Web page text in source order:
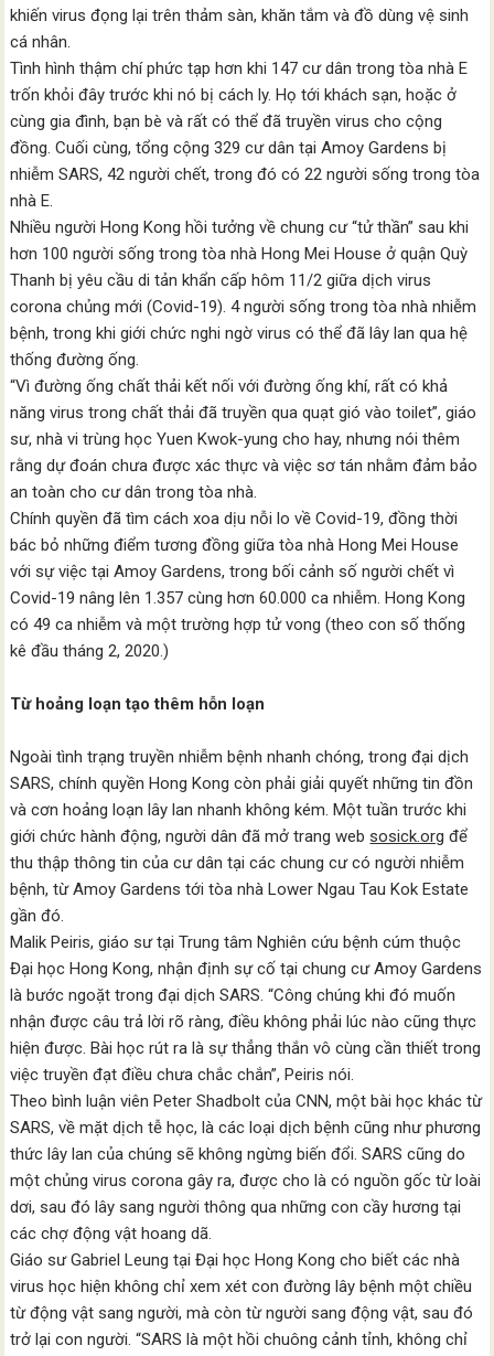
khiến virus đọng lại trên thảm sàn, khăn tắm và đồ dùng vệ sinh
cá nhân.
Tình hình thậm chí phức tạp hơn khi 147 cư dân trong tòa nhà E
trốn khỏi đây trước khi nó bị cách ly. Họ tới khách sạn, hoặc ở
cùng gia đình, bạn bè và rất có thể đã truyền virus cho cộng
đồng. Cuối cùng, tổng cộng 329 cư dân tại Amoy Gardens bị
nhiễm SARS, 42 người chết, trong đó có 22 người sống trong tòa
nhà E.
Nhiều người Hong Kong hồi tưởng về chung cư “tử thần” sau khi
hơn 100 người sống trong tòa nhà Hong Mei House ở quận Quỳ
Thanh bị yêu cầu di tản khẩn cấp hôm 11/2 giữa dịch virus
corona chủng mới (Covid-19). 4 người sống trong tòa nhà nhiễm
bệnh, trong khi giới chức nghi ngờ virus có thể đã lây lan qua hệ
thống đường ống.
“Vì đường ống chất thải kết nối với đường ống khí, rất có khả
năng virus trong chất thải đã truyền qua quạt gió vào toilet”, giáo
sư, nhà vi trùng học Yuen Kwok-yung cho hay, nhưng nói thêm
rằng dự đoán chưa được xác thực và việc sơ tán nhằm đảm bảo
an toàn cho cư dân trong tòa nhà.
Chính quyền đã tìm cách xoa dịu nỗi lo về Covid-19, đồng thời
bác bỏ những điểm tương đồng giữa tòa nhà Hong Mei House
với sự việc tại Amoy Gardens, trong bối cảnh số người chết vì
Covid-19 nâng lên 1.357 cùng hơn 60.000 ca nhiễm. Hong Kong
có 49 ca nhiễm và một trường hợp tử vong (theo con số thống
kê đầu tháng 2, 2020.)
Từ hoảng loạn tạo thêm hỗn loạn
Ngoài tình trạng truyền nhiễm bệnh nhanh chóng, trong đại dịch
SARS, chính quyền Hong Kong còn phải giải quyết những tin đồn
và cơn hoảng loạn lây lan nhanh không kém. Một tuần trước khi
giới chức hành động, người dân đã mở trang websosick.org để
thu thập thông tin của cư dân tại các chung cư có người nhiễm
bệnh, từ Amoy Gardens tới tòa nhà Lower Ngau Tau Kok Estate
gần đó.
Malik Peiris, giáo sư tại Trung tâm Nghiên cứu bệnh cúm thuộc
Đại học Hong Kong, nhận định sự cố tại chung cư Amoy Gardens
là bước ngoặt trong đại dịch SARS. “Công chúng khi đó muốn
nhận được câu trả lời rõ ràng, điều không phải lúc nào cũng thực
hiện được. Bài học rút ra là sự thẳng thắn vô cùng cần thiết trong
việc truyền đạt điều chưa chắc chắn”, Peiris nói.
Theo bình luận viên Peter Shadbolt của CNN, một bài học khác từ
SARS, về mặt dịch tễ học, là các loại dịch bệnh cũng như phương
thức lây lan của chúng sẽ không ngừng biến đổi. SARS cũng do
một chủng virus corona gây ra, được cho là có nguồn gốc từ loài
dơi, sau đó lây sang người thông qua những con cầy hương tại
các chợ động vật hoang dã.
Giáo sư Gabriel Leung tại Đại học Hong Kong cho biết các nhà
virus học hiện không chỉ xem xét con đường lây bệnh một chiều
từ động vật sang người, mà còn từ người sang động vật, sau đó
trở lại con người. “SARS là một hồi chuông cảnh tỉnh, không chỉ